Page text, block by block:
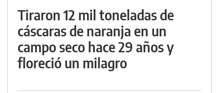
Tiraron 12 mil toneladas de
cáscaras de naranja en un
campo seco hace 29 años y
floreció un milagro